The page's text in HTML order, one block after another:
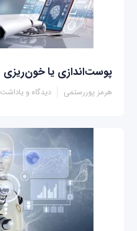
پوست‌اندازی یا خون‌ریزی
هرمز پوررستمی دیدگاه و یاداشت